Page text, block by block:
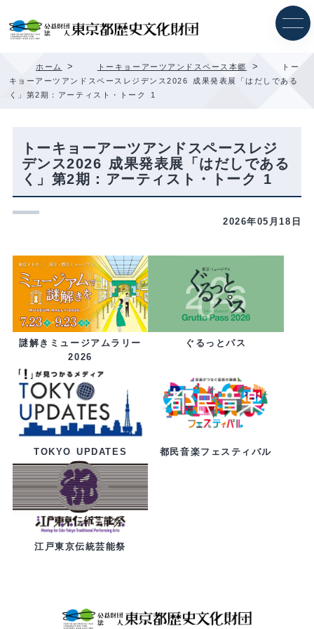
ホーム > トーキョーアーツアンドスペース本郷 >
トー
キョーアーツアンドスペースレジデンス2026 成果発表展「はだしである
く」第2期：アーティスト・トーク 1
トーキョーアーツアンドスペースレジ
デンス2026 成果発表展「はだしである
く」第2期：アーティスト・トーク 1
2026年05月18日
謎解きミュージアムラリー
2026
ぐるっとパス
TOKYO UPDATES 都民音楽フェスティバル
江戸東京伝統芸能祭